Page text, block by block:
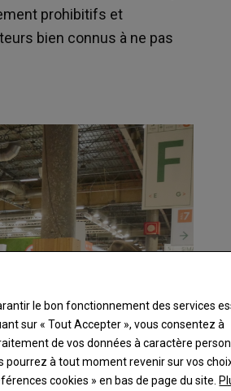
prohibitifs et
bien connus à ne pas
le bon fonctionnement des services
sur « Tout Accepter », vous consentez à
de vos données à caractère
pourrez à tout moment revenir sur vos
cookies » en bas de page du site.